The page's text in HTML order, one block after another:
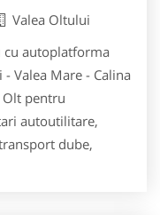
Valea Oltului
autoplatforma
Valea Mare - Calina
Olt pentru
autoutilitare,
dube,